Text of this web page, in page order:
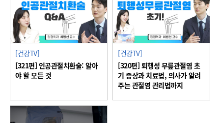
[건강TV]
[321편] 인공관절치환술: 알아
야 할 모든 것
[건강TV]
[320편] 퇴행성 무릎관절염 초
기 증상과 치료법, 의사가 알려
주는 관절염 관리법까지